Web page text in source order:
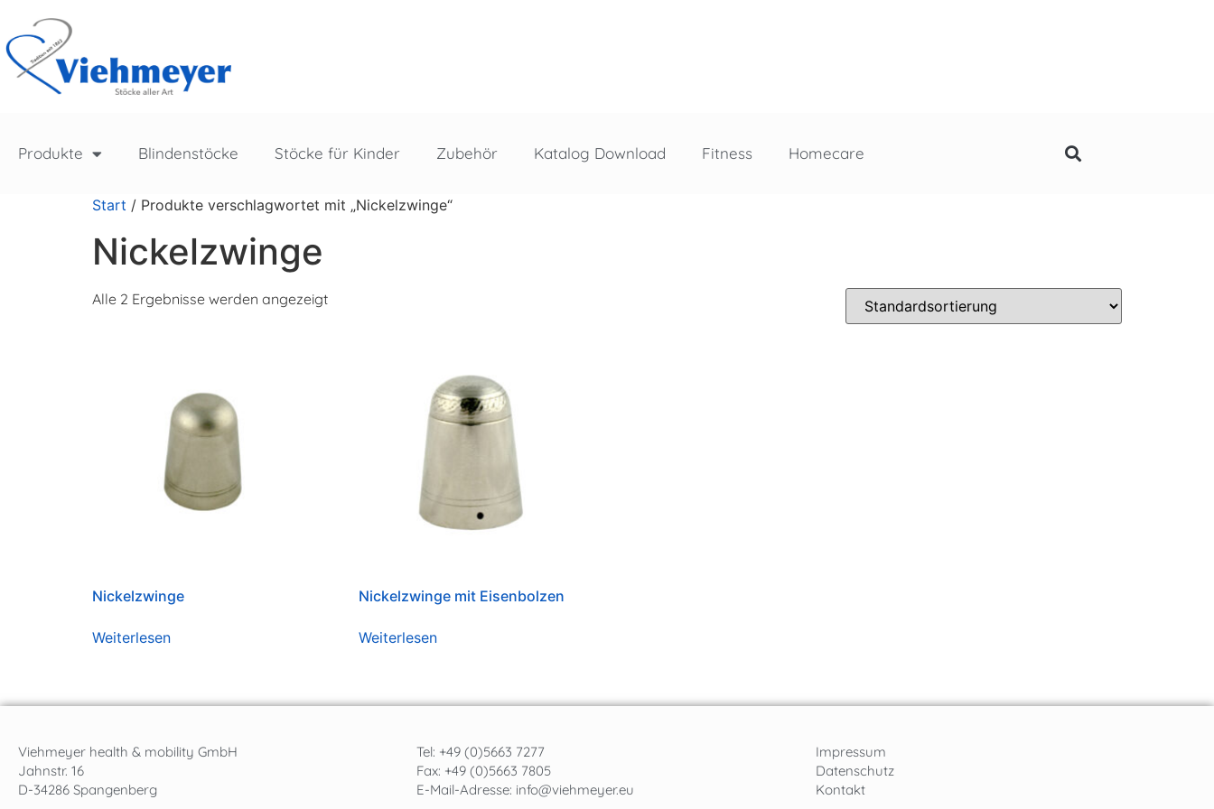
Produkte Blindenstöcke Stöcke für Kinder Zubehör Katalog Download Fitness Homecare
Start / Produkte verschlagwortet mit „Nickelzwinge“
Nickelzwinge
Alle 2 Ergebnisse werden angezeigt
Nickelzwinge
Weiterlesen
Nickelzwinge mit Eisenbolzen
Weiterlesen
Viehmeyer health & mobility GmbH
Jahnstr. 16
D-34286 Spangenberg
Tel: +49 (0)5663 7277
Fax: +49 (0)5663 7805
E-Mail-Adresse: info@viehmeyer.eu
Impressum
Datenschutz
Kontakt